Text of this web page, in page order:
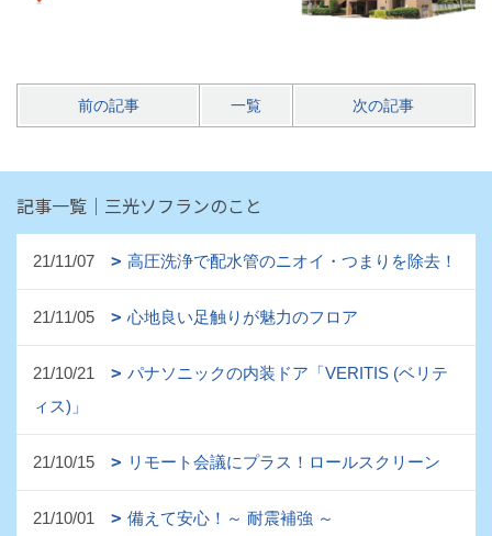
前の記事 一覧 次の記事
記事一覧｜三光ソフランのこと
21/11/07 高圧洗浄で配水管のニオイ・つまりを除去！
21/11/05 心地良い足触りが魅力のフロア
21/10/21
パナソニックの内装ドア「VERITIS (ベリテ
ィス)」
21/10/15 リモート会議にプラス！ロールスクリーン
21/10/01 備えて安心！～ 耐震補強 ～